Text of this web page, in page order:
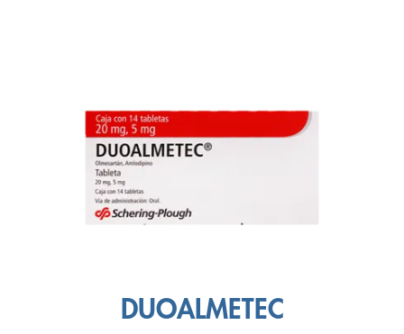
DUOALMETEC